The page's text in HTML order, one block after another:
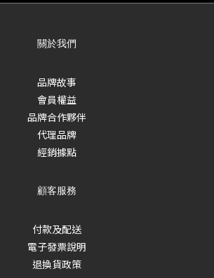
關於我們
品牌故事
會員權益
品牌合作夥伴
代理品牌
經銷據點
顧客服務
付款及配送
電子發票說明
退換貨政策